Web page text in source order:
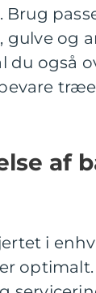
Brug
gulve og
du også
af
i